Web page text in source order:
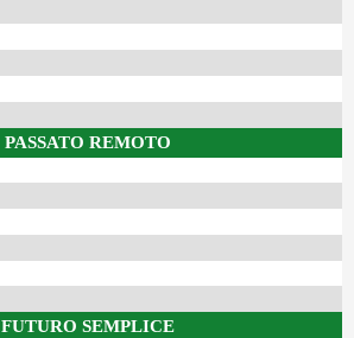
PASSATO REMOTO
FUTURO SEMPLICE